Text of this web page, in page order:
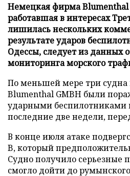
Немецкая фирма Blumenthal
работавшая в интересах
лишилась нескольких
результате ударов
Одессы, следует из данных
мониторинга морского
По меньшей мере три
Blumenthal GMBH были
ударными беспилотниками
последние две недели,
В конце июля атаке
B, который
Судно получило серьезные
смогло дойти до